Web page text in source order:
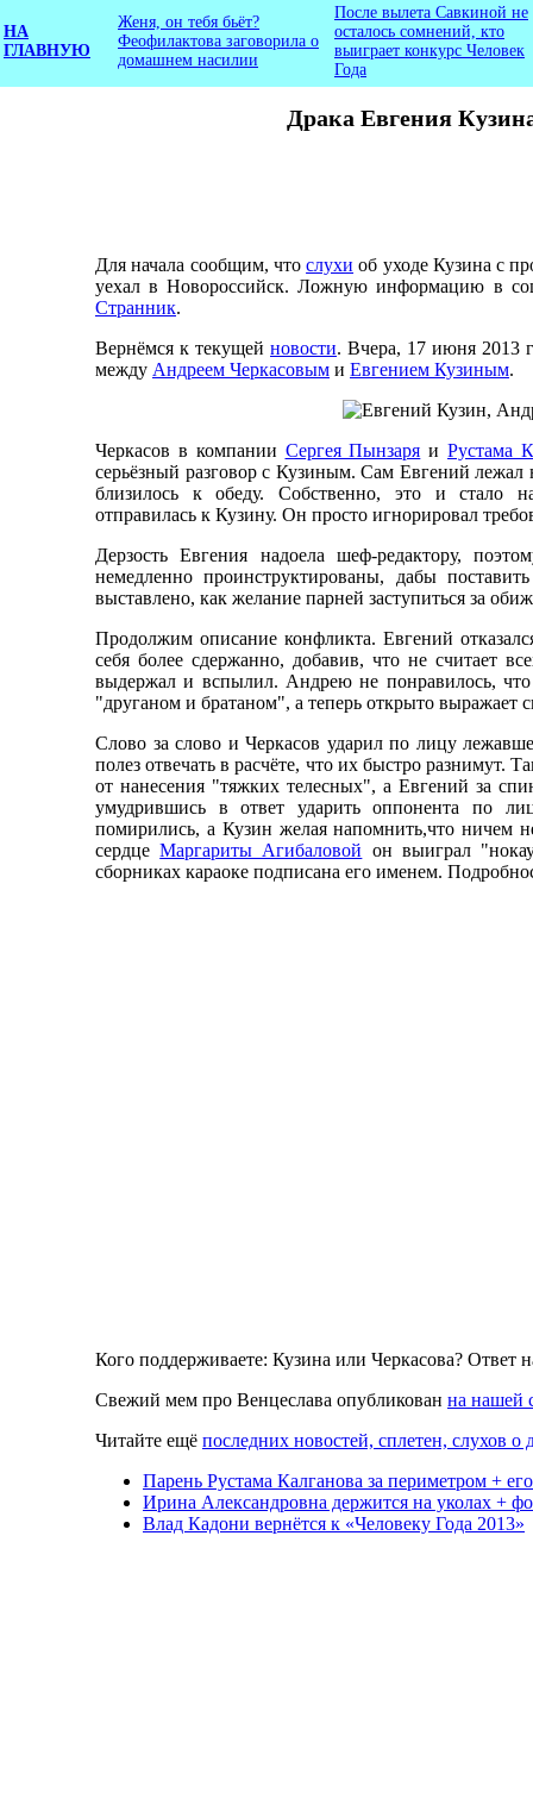
Драка Евгения
НА
ГЛАВНУЮ
Женя, он тебя бьёт?
Феофилактова заговорила о
домашнем насилии
После вылета Савкиной не
осталось сомнений, кто
выиграет конкурс Человек
Года
Для начала сообщим, чтослухи об уходе Кузина с
уехал в Новороссийск. Ложную информацию в
Странник.
Вернёмся к текущей новости. Вчера, 17 июня 2013
между Андреем Черкасовым и Евгением Кузиным.
Черкасов в компании Сергея Пынзаря иРустама
серьёзный разговор с Кузиным. Сам Евгений лежал
близилось к обеду. Собственно, это и стало
отправилась к Кузину. Он просто игнорировал
Дерзость Евгения надоела шеф-редактору,
немедленно проинструктированы, дабы
выставлено, как желание парней заступиться за
Продолжим описание конфликта. Евгений
себя более сдержанно, добавив, что не считает
выдержал и вспылил. Андрею не понравилось,
"друганом и братаном", а теперь открыто выражает
Слово за слово и Черкасов ударил по лицу
полез отвечать в расчёте, что их быстро разнимут.
от нанесения "тяжких телесных", а Евгений за
умудрившись в ответ ударить оппонента по
помирились, а Кузин желая напомнить,что ничем
сердцеМаргариты Агибаловой он выиграл
сборниках караоке подписана его именем.
Кого поддерживаете: Кузина или Черкасова? Ответ
Свежий мем про Венцеслава опубликован на нашей
Читайте ещё последних новостей, сплетен, слухов о
Парень Рустама Калганова за периметром +
Ирина Александровна держится на уколах +
Влад Кадони вернётся к «Человеку Года 2013»